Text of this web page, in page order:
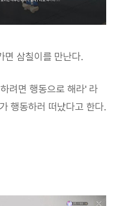
면 삼칠이를 만난다.
려면 행동으로 해라' 라
행동하러 떠났다고 한다.